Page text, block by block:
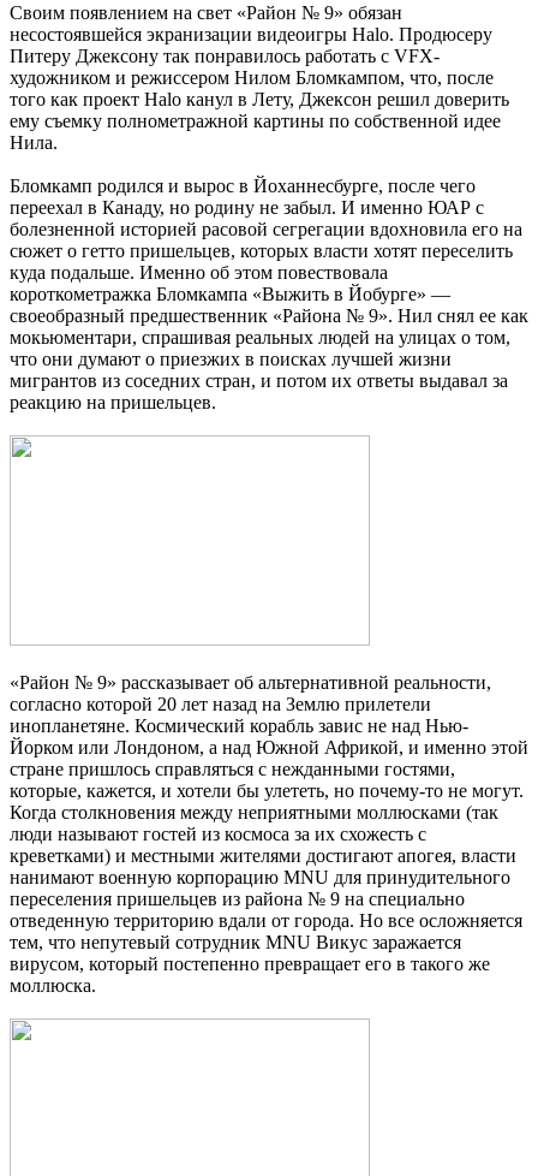
Своим появлением на свет «Район № 9» обязан
несостоявшейся экранизации видеоигры Halo. Продюсеру
Питеру Джексону так понравилось работать с VFX-
художником и режиссером Нилом Бломкампом, что, после
того как проект Halo канул в Лету, Джексон решил доверить
ему съемку полнометражной картины по собственной идее
Нила.
Бломкамп родился и вырос в Йоханнесбурге, после чего
переехал в Канаду, но родину не забыл. И именно ЮАР с
болезненной историей расовой сегрегации вдохновила его на
сюжет о гетто пришельцев, которых власти хотят переселить
куда подальше. Именно об этом повествовала
короткометражка Бломкампа «Выжить в Йобурге» —
своеобразный предшественник «Района № 9». Нил снял ее как
мокьюментари, спрашивая реальных людей на улицах о том,
что они думают о приезжих в поисках лучшей жизни
мигрантов из соседних стран, и потом их ответы выдавал за
реакцию на пришельцев.
«Район № 9» рассказывает об альтернативной реальности,
согласно которой 20 лет назад на Землю прилетели
инопланетяне. Космический корабль завис не над Нью-
Йорком или Лондоном, а над Южной Африкой, и именно этой
стране пришлось справляться с нежданными гостями,
которые, кажется, и хотели бы улететь, но почему-то не могут.
Когда столкновения между неприятными моллюсками (так
люди называют гостей из космоса за их схожесть с
креветками) и местными жителями достигают апогея, власти
нанимают военную корпорацию MNU для принудительного
переселения пришельцев из района № 9 на специально
отведенную территорию вдали от города. Но все осложняется
тем, что непутевый сотрудник MNU Викус заражается
вирусом, который постепенно превращает его в такого же
моллюска.